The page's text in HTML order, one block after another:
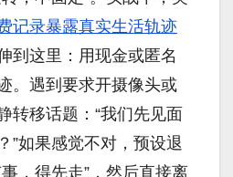
记录暴露真实生活轨迹
到这里：用现金或匿名
。遇到要求开摄像头或
转移话题：“我们先见面
”如果感觉不对，预设退
，得先走”，然后直接离